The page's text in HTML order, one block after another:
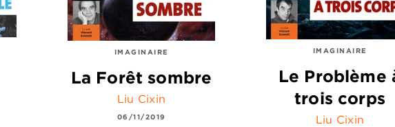
IMAGINAIRE
La Forêt sombre
Liu Cixin
06/11/2019
IMAGINAIRE
Le Problème
trois corps
Liu Cixin